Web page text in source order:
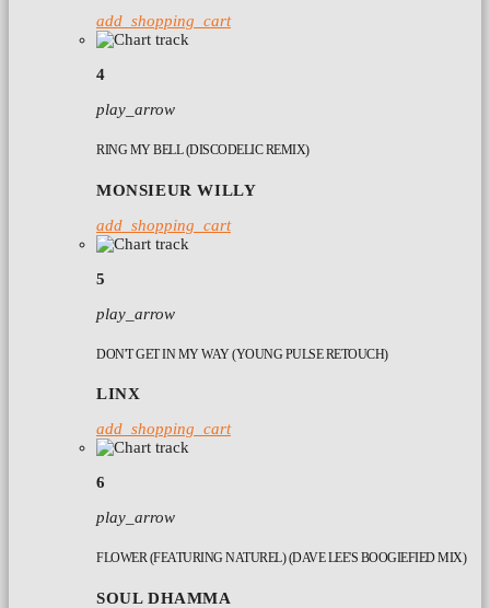
add_shopping_cart
4
play_arrow
RING MY BELL (DISCODELIC REMIX)
MONSIEUR WILLY
add_shopping_cart
5
play_arrow
DON'T GET IN MY WAY (YOUNG PULSE RETOUCH)
LINX
add_shopping_cart
6
play_arrow
FLOWER (FEATURING NATUREL) (DAVE LEE'S BOOGIEFIED MIX)
SOUL DHAMMA